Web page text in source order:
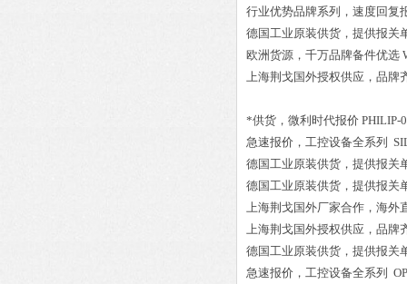
行业优势品牌系列，速度回复
德国工业原装供货，提供报关
欧洲货源，千万品牌备件优选
上海荆戈国外授权供应，品牌
*供货，微利时代报价 PHILIP-
急速报价，工控设备全系列
德国工业原装供货，提供报关
德国工业原装供货，提供报关
上海荆戈国外厂家合作，海外
上海荆戈国外授权供应，品牌
德国工业原装供货，提供报关
急速报价，工控设备全系列